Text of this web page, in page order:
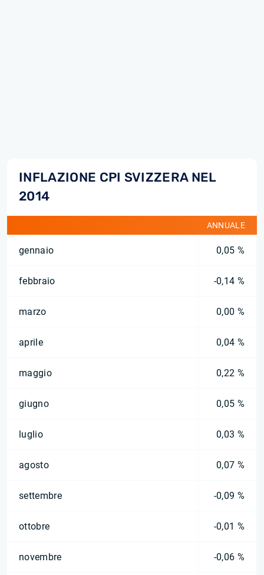
INFLAZIONE CPI SVIZZERA NEL
2014
ANNUALE
gennaio 0,05 %
febbraio -0,14 %
marzo 0,00 %
aprile 0,04 %
maggio 0,22 %
giugno 0,05 %
luglio 0,03 %
agosto 0,07 %
settembre -0,09 %
ottobre -0,01 %
novembre -0,06 %